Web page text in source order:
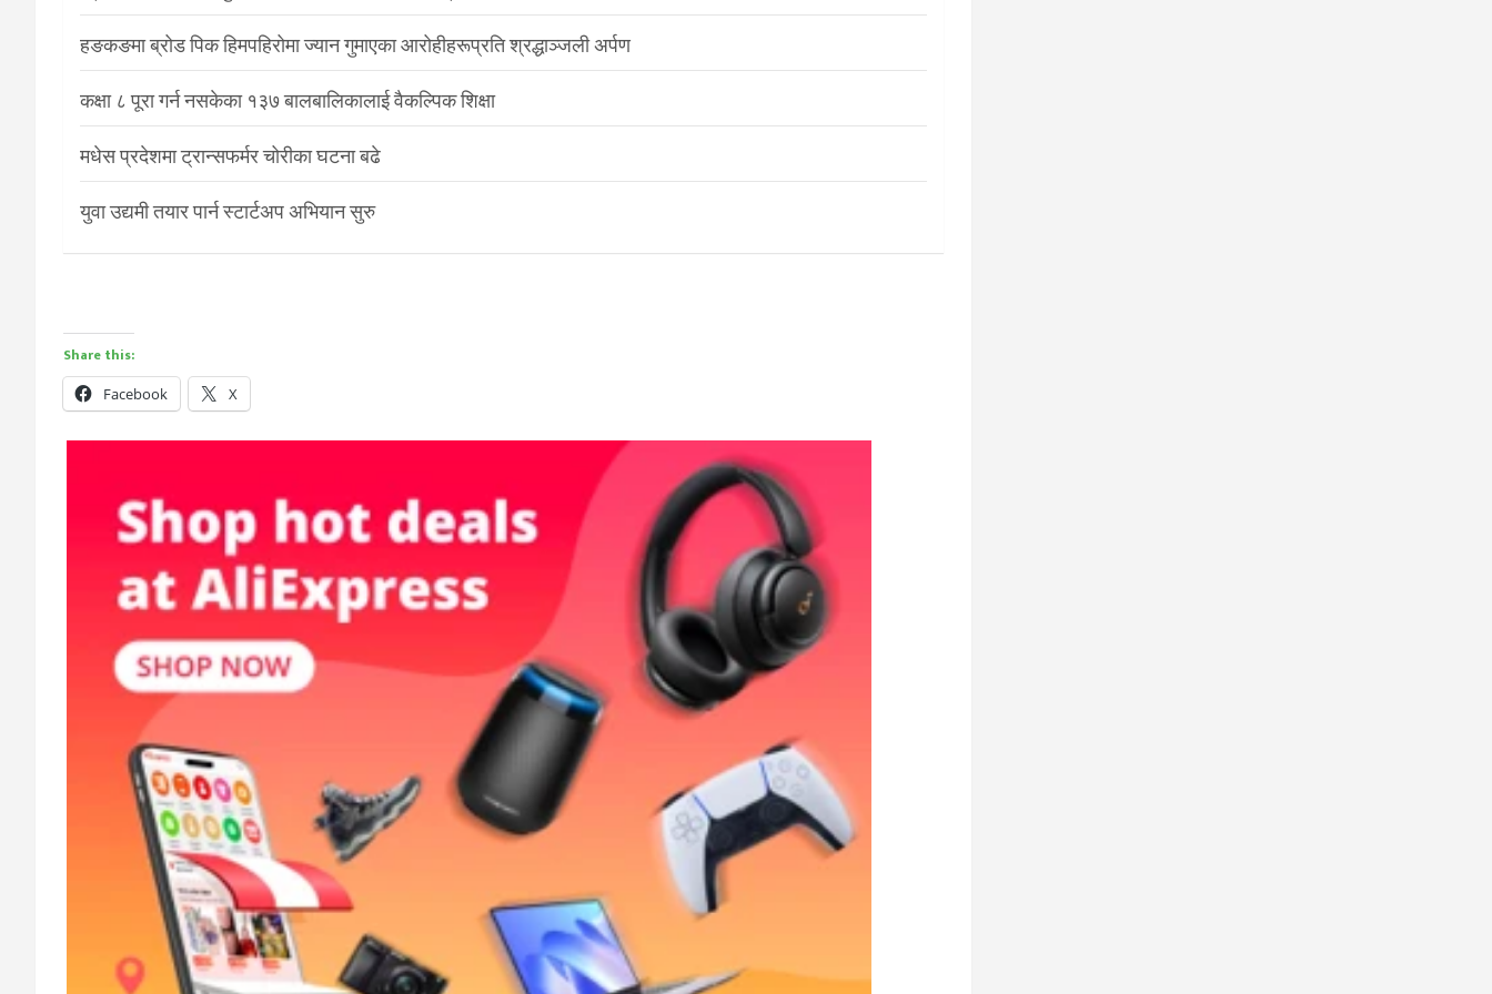
हङकङमा ब्रोड पिक हिमपहिरोमा ज्यान गुमाएका आरोहीहरूप्रति श्रद्धाञ्जली अर्पण
कक्षा ८ पूरा गर्न नसकेका १३७ बालबालिकालाई वैकल्पिक शिक्षा
मधेस प्रदेशमा ट्रान्सफर्मर चोरीका घटना बढे
युवा उद्यमी तयार पार्न स्टार्टअप अभियान सुरु
Share this:
Facebook X